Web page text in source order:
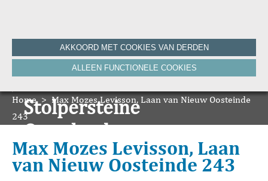
Home
Historie
Bronnen
De Krant van Gisteren 100 jaar
De Krant van Gisteren 75 jaar
Bibliografie
Nieuws
HVV-WebNieuws
Stolpersteine
Onze boeken
Vereniging
AKKOORD MET COOKIES VAN DERDEN
ALLEEN FUNCTIONELE COOKIES
Home > Max Mozes Levisson, Laan van Nieuw Oosteinde
243
Max Mozes Levisson, Laan
van Nieuw Oosteinde 243